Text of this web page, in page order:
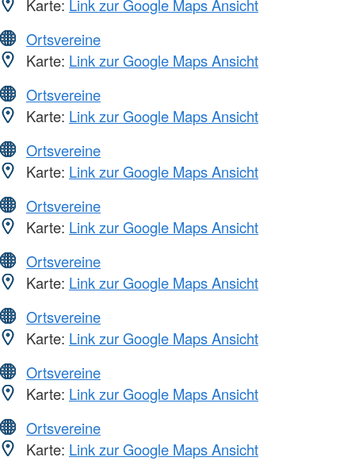
Karte: Link zur Google Maps Ansicht
Ortsvereine
Karte: Link zur Google Maps Ansicht
Ortsvereine
Karte: Link zur Google Maps Ansicht
Ortsvereine
Karte: Link zur Google Maps Ansicht
Ortsvereine
Karte: Link zur Google Maps Ansicht
Ortsvereine
Karte: Link zur Google Maps Ansicht
Ortsvereine
Karte: Link zur Google Maps Ansicht
Ortsvereine
Karte: Link zur Google Maps Ansicht
Ortsvereine
Karte: Link zur Google Maps Ansicht